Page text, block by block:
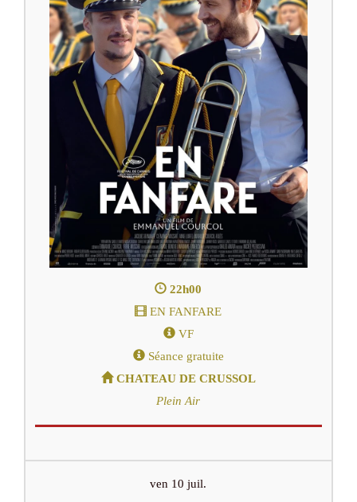
22h00
EN FANFARE
VF
Séance gratuite
CHATEAU DE CRUSSOL
Plein Air
ven 10 juil.